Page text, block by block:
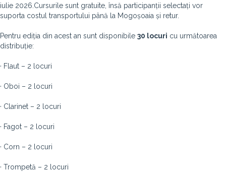
iulie 2026.Cursurile sunt gratuite, însă participanții selectați vor
suporta costul transportului până la Mogoșoaia și retur.
Pentru ediția din acest an sunt disponibile 30 locuri cu următoarea
distribuție:
· Flaut – 2 locuri
· Oboi – 2 locuri
· Clarinet – 2 locuri
· Fagot – 2 locuri
· Corn – 2 locuri
· Trompetă – 2 locuri